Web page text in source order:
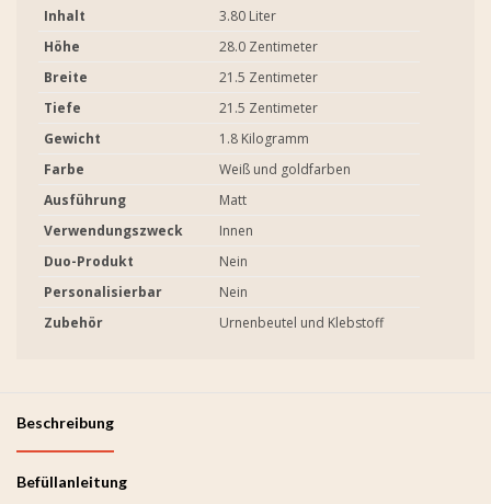
Inhalt
3.80 Liter
Höhe
28.0 Zentimeter
Breite
21.5 Zentimeter
Tiefe
21.5 Zentimeter
Gewicht
1.8 Kilogramm
Farbe
Weiß und goldfarben
Ausführung
Matt
Verwendungszweck
Innen
Duo-Produkt
Nein
Personalisierbar
Nein
Zubehör
Urnenbeutel und Klebstoff
Beschreibung
Befüllanleitung